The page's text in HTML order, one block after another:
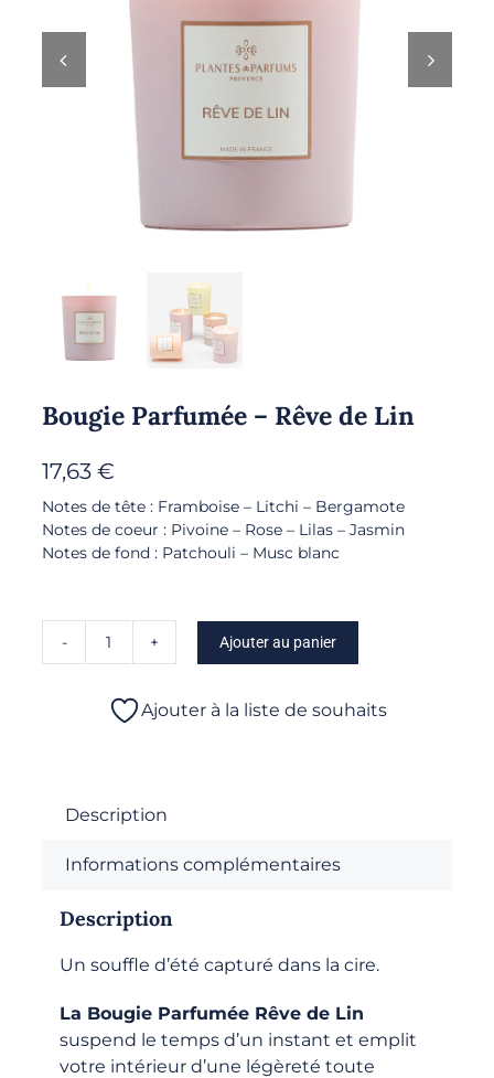
Bougie Parfumée – Rêve de Lin
17,63 €
Notes de tête : Framboise – Litchi – Bergamote
Notes de coeur : Pivoine – Rose – Lilas – Jasmin
Notes de fond : Patchouli – Musc blanc
quantité
Bougie
de
Ajouter au panier
Ajouter à la liste de souhaits
Description
Informations complémentaires
Description
Un souffle d’été capturé dans la cire.
La Bougie Parfumée Rêve de Lin
suspend le temps d’un instant et emplit
votre intérieur d’une légèreté toute